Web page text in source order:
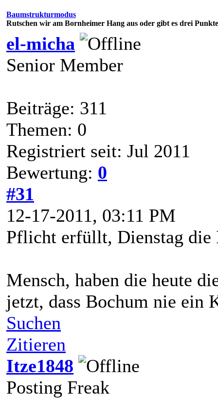
Baumstrukturmodus
Rutschen wir am Bornheimer Hang aus oder gibt es drei
el-micha
Senior Member
Beiträge: 311
Themen: 0
Registriert seit: Jul 2011
Bewertung: 0
#31
12-17-2011, 03:11 PM
Pflicht erfüllt, Dienstag die
Mensch, haben die heute
jetzt, dass Bochum nie ein
Suchen
Zitieren
Itze1848
Posting Freak